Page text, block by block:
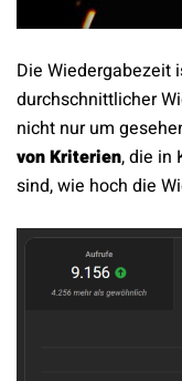
Die Wiedergabezeit
durchschnittlicher
nicht nur um
von Kriterien, die in
sind, wie hoch die